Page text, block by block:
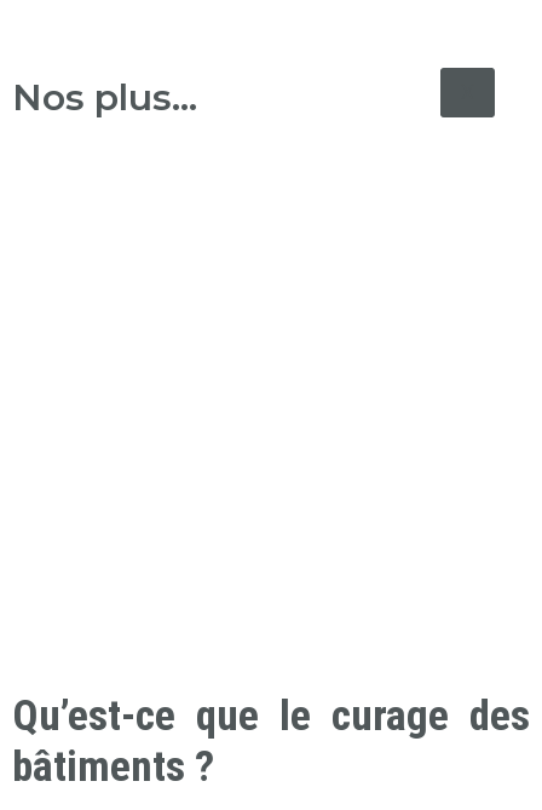
Nos plus...
Qu’est-ce que le curage des
bâtiments ?